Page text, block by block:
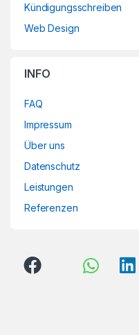
Kündigungsschreiben
Web Design
INFO
FAQ
Impressum
Über uns
Datenschutz
Leistungen
Referenzen